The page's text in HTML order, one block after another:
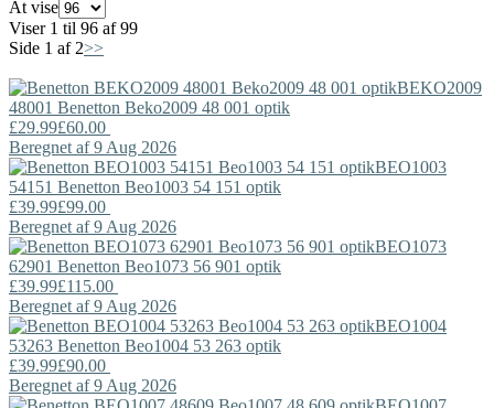
At vise
Viser 1 til 96 af 99
Side 1 af 2>>
BEKO2009
48001 Benetton Beko2009 48 001 optik
£29.99£60.00
Beregnet af 9 Aug 2026
BEO1003
54151 Benetton Beo1003 54 151 optik
£39.99£99.00
Beregnet af 9 Aug 2026
BEO1073
62901 Benetton Beo1073 56 901 optik
£39.99£115.00
Beregnet af 9 Aug 2026
BEO1004
53263 Benetton Beo1004 53 263 optik
£39.99£90.00
Beregnet af 9 Aug 2026